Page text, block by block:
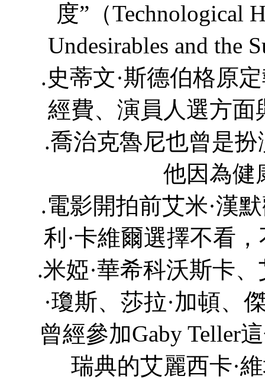
度”（Technological
Undesirables and the
.史蒂文·斯德伯格原
經費、演員人選方
.喬治克魯尼也曾是扮
他因為健
.電影開拍前艾米·漢
利·卡維爾選擇不看
.米婭·華希科沃斯卡
·瓊斯、莎拉·加頓、
曾經參加Gaby Teller
瑞典的艾麗西卡·